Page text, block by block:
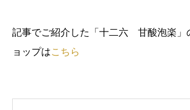
記事でご紹介した「十二六 甘酸泡楽」
ョップはこちら